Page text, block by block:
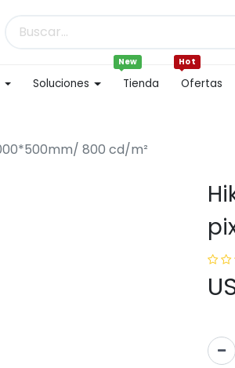
Soluciones Tienda
New
Ofertas
Hot
800 cd/m²